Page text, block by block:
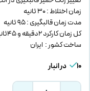
زمان اختلاط : 30 ثانیه
مدت زمان قالبگیری : 95 ثانیه
کل زمان کارکرد ۲دقیقه و ۴۵ثانیه
ساخت کشور : ایران
10 در انبار